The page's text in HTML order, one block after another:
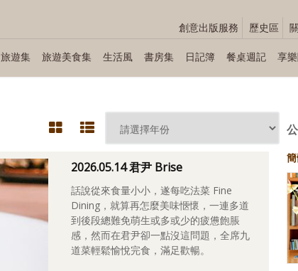
創意出版服務 歷史區
旅遊集 旅遊美食集 生活風 書房集 日記簿 餐桌週記 享
2026.05.14 君尹 Brise
話說從來食量小小，遂每吃法菜 Fine
Dining，就算再怎麼美味愜懷，一連多道
到後段總難免萌生或多或少的疲憊飽脹
感，然而在君尹卻一點沒這問題，全席九
道菜輕鬆愉悅完食，滿足歡暢。